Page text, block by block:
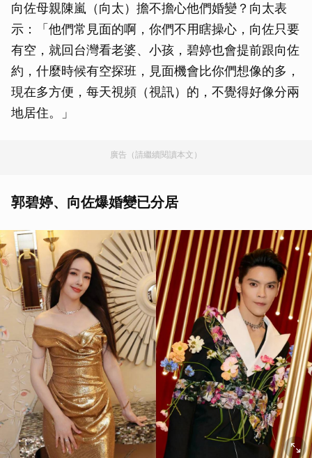
向佐母親陳嵐（向太）擔不擔心他們婚變？向太表
示：「他們常見面的啊，你們不用瞎操心，向佐只要
有空，就回台灣看老婆、小孩，碧婷也會提前跟向佐
約，什麼時候有空探班，見面機會比你們想像的多，
現在多方便，每天視頻（視訊）的，不覺得好像分兩
地居住。」
廣告（請繼續閱讀本文）
郭碧婷、向佐爆婚變已分居